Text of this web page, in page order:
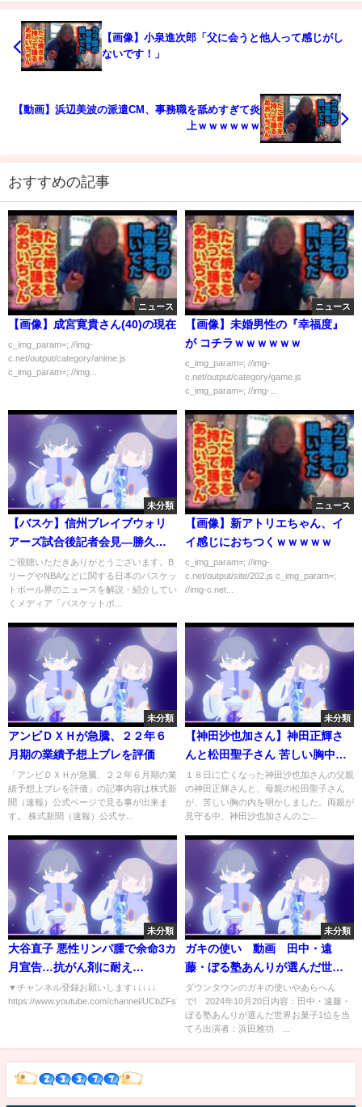
【画像】小泉進次郎「父に会うと他人って感じがし
ないです！」
【動画】浜辺美波の派遣CM、事務職を舐めすぎて炎
上ｗｗｗｗｗｗ
おすすめの記事
ニュース
【画像】成宮寛貴さん(40)の現在
c_img_param=; //img-
c.net/output/category/anime.js
c_img_param=; //img...
ニュース
【画像】未婚男性の『幸福度』
が コチラｗｗｗｗｗｗ
c_img_param=; //img-
c.net/output/category/game.js
c_img_param=; //img-...
未分類
【バスケ】信州ブレイブウォリ
アーズ試合後記者会見―勝久マ
イケルHC、岡田侑大ーBリーグ
2021-22 3/5川崎戦
ご視聴いただきありがとうございます。B
リーグやNBAなどに関する日本のバスケッ
トボール界のニュースを解説・紹介してい
くメディア「バスケットボ...
ニュース
【画像】新アトリエちゃん、イ
イ感じにおちつくｗｗｗｗｗ
c_img_param=; //img-
c.net/output/site/202.js c_img_param=;
//img-c.net...
未分類
アンビＤＸＨが急騰、２２年６
月期の業績予想上ブレを評価
「アンビＤＸＨが急騰、２２年６月期の業
績予想上ブレを評価」の記事内容は株式新
聞（速報）公式ページで見る事が出来ま
す。 株式新聞（速報）公式サ...
未分類
【神田沙也加さん】神田正輝さ
んと松田聖子さん 苦しい胸中語
る
１８日に亡くなった神田沙也加さんの父親
の神田正輝さんと、母親の松田聖子さん
が、苦しい胸の内を明かしました。両親が
見守る中、神田沙也加さんのご...
未分類
大谷直子 悪性リンパ腫で余命3カ
月宣告…抗がん剤に耐え…
▼チャンネル登録お願いします↓↓↓↓↓
https://www.youtube.com/channel/UCbZFsTk92bVIezn4T...
未分類
ガキの使い 動画 田中・遠
藤・ぼる塾あんりが選んだ世界
お菓子1位を当てろ 10月20日
ダウンタウンのガキの使いやあらへん
で! 2024年10月20日内容：田中・遠藤・
ぼる塾あんりが選んだ世界お菓子1位を当
てろ出演者：浜田雅功 ...